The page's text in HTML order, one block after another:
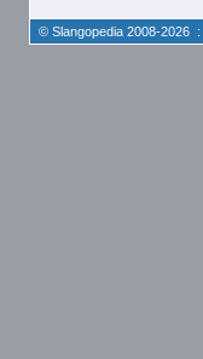
© Slangopedia 2008-2026 :